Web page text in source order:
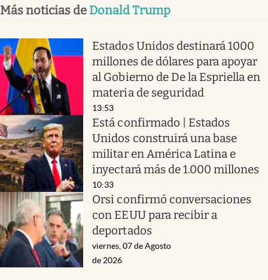
Más noticias de Donald Trump
Estados Unidos destinará 1000
millones de dólares para apoyar
al Gobierno de De la Espriella en
materia de seguridad
13:53
Está confirmado | Estados
Unidos construirá una base
militar en América Latina e
inyectará más de 1.000 millones
10:33
Orsi confirmó conversaciones
con EEUU para recibir a
deportados
viernes, 07 de Agosto
de 2026